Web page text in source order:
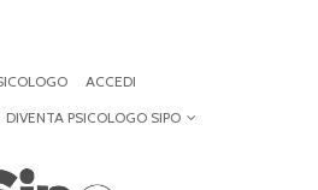
ACCEDI
DIVENTA PSICOLOGO SIPO